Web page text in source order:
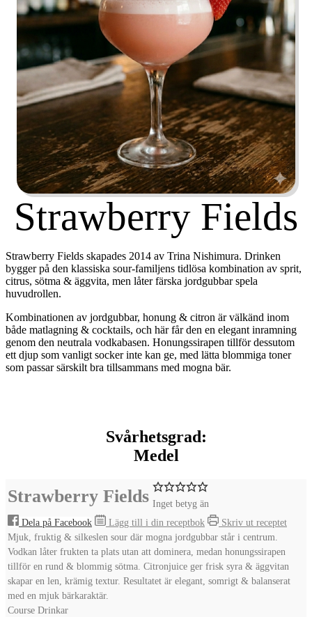
Strawberry Fields
Strawberry Fields skapades 2014 av Trina Nishimura. Drinken
bygger på den klassiska sour-familjens tidlösa kombination av sprit,
citrus, sötma & äggvita, men låter färska jordgubbar spela
huvudrollen.
Kombinationen av jordgubbar, honung & citron är välkänd inom
både matlagning & cocktails, och här får den en elegant inramning
genom den neutrala vodkabasen. Honungssirapen tillför dessutom
ett djup som vanligt socker inte kan ge, med lätta blommiga toner
som passar särskilt bra tillsammans med mogna bär.
Svårhetsgrad:
Medel
Strawberry Fields Inget betyg än
Dela på Facebook
Lägg till i din receptbok
Skriv ut receptet
Mjuk, fruktig & silkeslen sour där mogna jordgubbar står i centrum.
Vodkan låter frukten ta plats utan att dominera, medan honungssirapen
tillför en rund & blommig sötma. Citronjuice ger frisk syra & äggvitan
skapar en len, krämig textur. Resultatet är elegant, somrigt & balanserat
med en mjuk bärkaraktär.
Course Drinkar